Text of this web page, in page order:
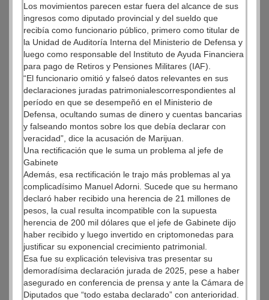
Los movimientos parecen estar fuera del alcance de sus
ingresos como diputado provincial y del sueldo que
recibía como funcionario público, primero como titular de
la Unidad de Auditoría Interna del Ministerio de Defensa y
luego como responsable del Instituto de Ayuda Financiera
para pago de Retiros y Pensiones Militares (IAF).
“El funcionario omitió y falseó datos relevantes en sus
declaraciones juradas patrimonialescorrespondientes al
período en que se desempeñó en el Ministerio de
Defensa, ocultando sumas de dinero y cuentas bancarias
y falseando montos sobre los que debía declarar con
veracidad”, dice la acusación de Marijuan.
Una rectificación que le suma un problema al jefe de
Gabinete
Además, esa rectificación le trajo más problemas al ya
complicadísimo Manuel Adorni. Sucede que su hermano
declaró haber recibido una herencia de 21 millones de
pesos, la cual resulta incompatible con la supuesta
herencia de 200 mil dólares que el jefe de Gabinete dijo
haber recibido y luego invertido en criptomonedas para
justificar su exponencial crecimiento patrimonial.
Esa fue su explicación televisiva tras presentar su
demoradísima declaración jurada de 2025, pese a haber
asegurado en conferencia de prensa y ante la Cámara de
Diputados que “todo estaba declarado” con anterioridad.